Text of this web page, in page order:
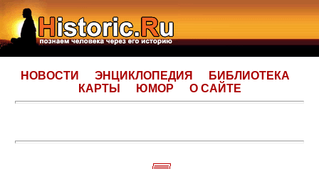
НОВОСТИ ЭНЦИКЛОПЕДИЯ
БИБЛИОТЕКА
КАРТЫ
ЮМОР О САЙТЕ